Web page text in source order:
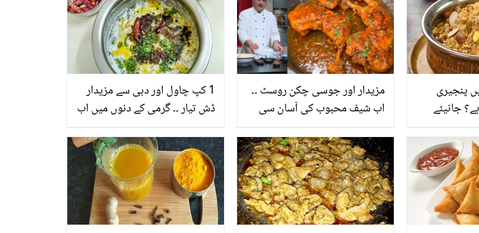
1 کپ چاول اور دہی سے مزیدار
ڈش تیار ۔۔ گرمی کے دنوں میں اب
آپ کی محنت اور وقت دونوں
بچائے
مزیدار اور جوسی چکن روسٹ ۔۔
اب شیف محبوب کی آسان سی
پوری فیملی کے ساتھ انجوائے
کریں
پنجیری
جانیئے
اسے بنانے